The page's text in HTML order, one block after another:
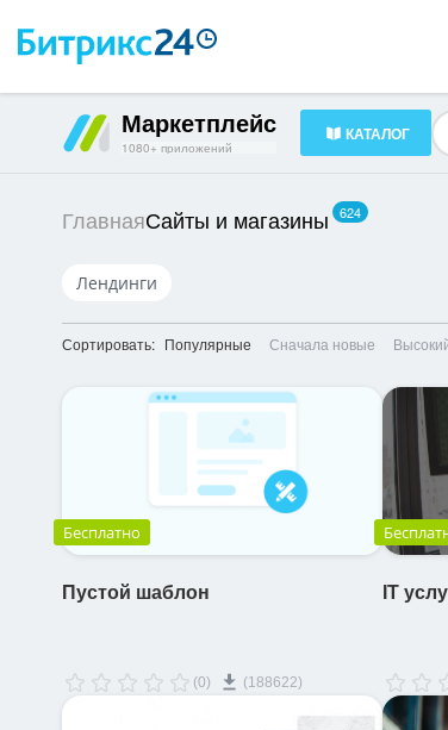
Маркетплейс
1080+ приложений
КАТАЛОГ
HR-менеджмент
ГлавнаяСайты и магазины 624
Лендинги
Сортировать: Популярные Сначала новые
Бесплатно
Пустой шаблон
(0) (188622)
IT